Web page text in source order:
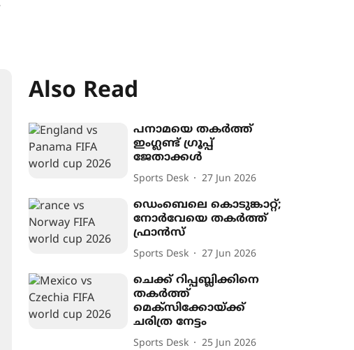
Also Read
പനാമയെ തകർത്ത്
ഇംഗ്ലണ്ട് ഗ്രൂപ്പ്
ജേതാക്കൾ
Sports Desk 27 Jun 2026
ഡെംബെലെ കൊടുങ്കാറ്റ്;
നോർവേയെ തകർത്ത്
ഫ്രാൻസ്
Sports Desk 27 Jun 2026
ചെക്ക് റിപ്പബ്ലിക്കിനെ
തകർത്ത്
മെക്സിക്കോയ്ക്ക്
ചരിത്ര നേട്ടം
Sports Desk 25 Jun 2026